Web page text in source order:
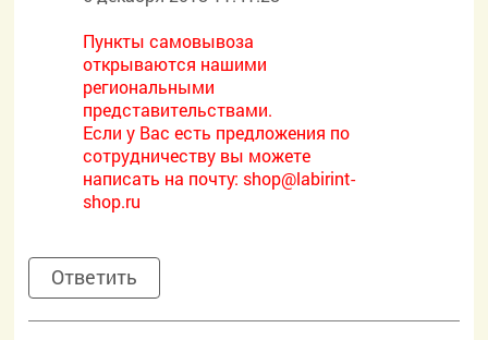
Пункты самовывоза
открываются нашими
региональными
представительствами.
Если у Вас есть предложения по
сотрудничеству вы можете
написать на почту: shop@labirint-
shop.ru
Ответить